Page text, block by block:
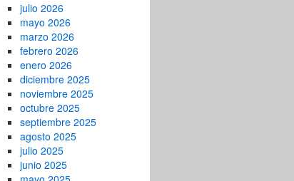
julio 2026
mayo 2026
marzo 2026
febrero 2026
enero 2026
diciembre 2025
noviembre 2025
octubre 2025
septiembre 2025
agosto 2025
julio 2025
junio 2025